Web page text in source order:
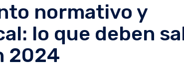
normativo y
lo que deben
2024